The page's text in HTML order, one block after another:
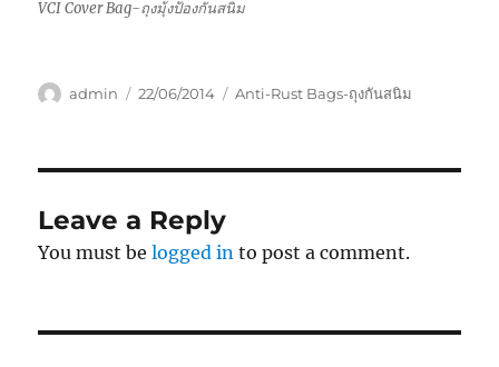
VCI Cover Bag-ถุงมุ้งป้องกันสนิม
Author
admin
Posted
22/06/2014 Categories
Anti-Rust Bags-ถุงกันสนิม
Leave a Reply
You must belogged in to post a comment.